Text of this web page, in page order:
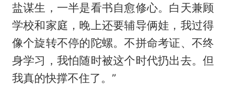
盐谋生，一半是看书自愈修心。白天兼顾
学校和家庭，晚上还要辅导俩娃，我过得
像个旋转不停的陀螺。不拼命考证、不终
身学习，我怕随时被这个时代扔出去。但
我真的快撑不住了。”